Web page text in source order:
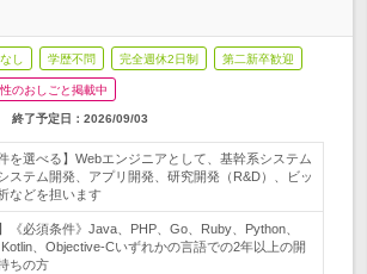
し 学歴不問 完全週休2日制 第二新卒歓迎
のおしごと掲載中
終了予定日： 2026/09/03
を選べる】Webエンジニアとして、基幹系システム
ステム開発、アプリ開発、研究開発（R&D）、ビッ
などを担います
《必須条件》Java、PHP、Go、Ruby、Python、
、Objective-Cいずれかの言語での2年以上の開
ちの方